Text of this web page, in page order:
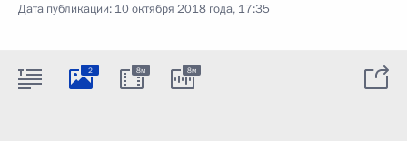
Дата публикации: 10 октября 2018 года, 17:35
2 8м 8м